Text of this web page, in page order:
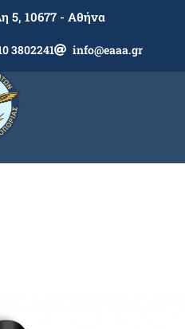
5, 10677 - Αθήνα
3802241 info@eaaa.gr